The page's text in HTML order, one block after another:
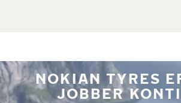
NOKIAN TYRES
JOBBER